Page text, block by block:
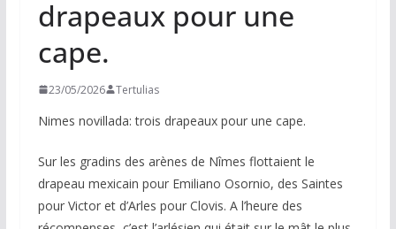
drapeaux pour une
cape.
23/05/2026 Tertulias
Nimes novillada: trois drapeaux pour une cape.
Sur les gradins des arènes de Nîmes flottaient le
drapeau mexicain pour Emiliano Osornio, des Saintes
pour Victor et d’Arles pour Clovis. A l’heure des